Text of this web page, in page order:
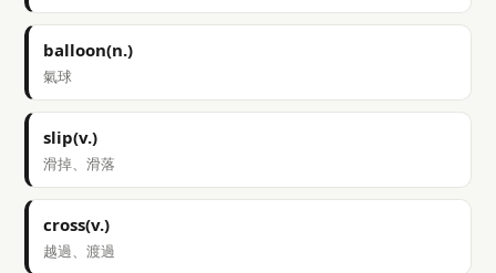
balloon(n.)
氣球
slip(v.)
滑掉、滑落
cross(v.)
越過、渡過